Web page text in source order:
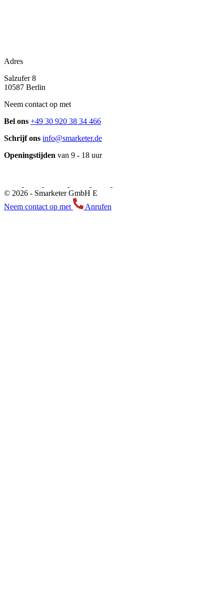
Adres
Salzufer 8
10587 Berlin
Neem contact op met
Bel ons +49 30 920 38 34 466
Schrijf ons info@smarketer.de
Openingstijden van 9 - 18 uur
© 2026 - Smarketer GmbH E
Neem contact op met
Anrufen